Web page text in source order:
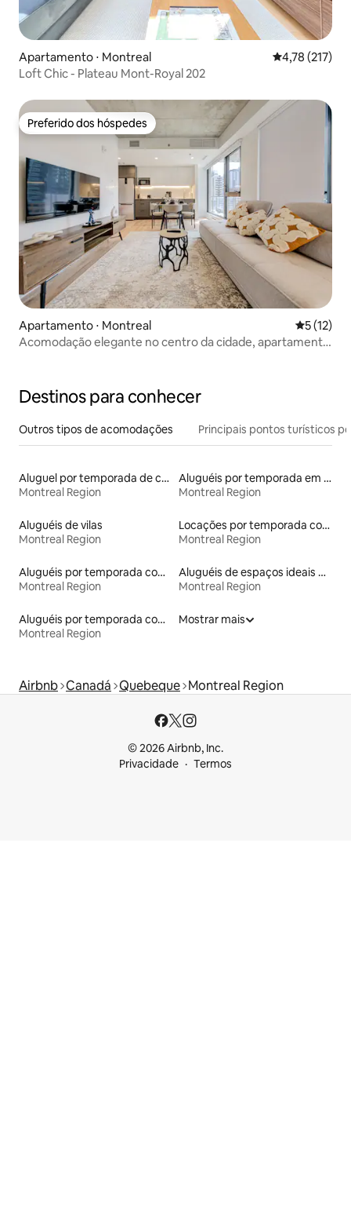
Apartamento ⋅ Montreal 4,78 de uma
4,78 (217)
Loft Chic - Plateau Mont-Royal 202
Preferido dos hóspedes
Preferido dos hóspedes
Apartamento ⋅ Montreal 5 de uma
5 (12)
Acomodação elegante no centro da cidade, apartamento
Destinos para conhecer
Outros tipos de acomodações Principais pontos turísticos
Aluguel por temporada de casas de hóspedes
Montreal Region
Aluguéis por temporada em albergue
Montreal Region
Aluguéis de vilas
Montreal Region
Locações por temporada com piscina
Montreal Region
Aluguéis por temporada com cama de altura acessível
Montreal Region
Aluguéis de espaços ideais para famílias
Montreal Region
Aluguéis por temporada com acesso ao lago
Montreal Region
Mostrar mais
Airbnb Canadá Quebeque Montreal Region
© 2026 Airbnb, Inc.
Privacidade
Termos